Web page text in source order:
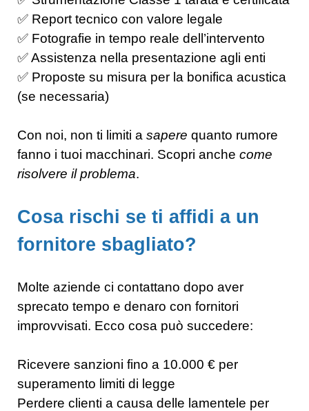
✅ Report tecnico con valore legale
✅ Fotografie in tempo reale dell’intervento
✅ Assistenza nella presentazione agli enti
✅ Proposte su misura per la bonifica acustica
(se necessaria)
Con noi, non ti limiti a sapere quanto rumore
fanno i tuoi macchinari. Scopri anche come
risolvere il problema.
Cosa rischi se ti affidi a un
fornitore sbagliato?
Molte aziende ci contattano dopo aver
sprecato tempo e denaro con fornitori
improvvisati. Ecco cosa può succedere:
Ricevere sanzioni fino a 10.000 € per
superamento limiti di legge
Perdere clienti a causa delle lamentele per